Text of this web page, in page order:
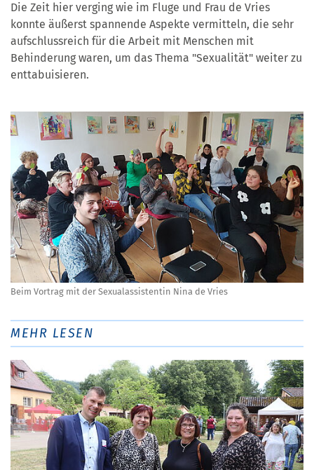
Die Zeit hier verging wie im Fluge und Frau de Vries
konnte äußerst spannende Aspekte vermitteln, die sehr
aufschlussreich für die Arbeit mit Menschen mit
Behinderung waren, um das Thema "Sexualität" weiter zu
enttabuisieren.
Beim Vortrag mit der Sexualassistentin Nina de Vries
MEHR LESEN